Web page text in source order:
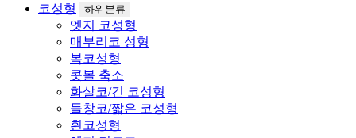
코성형
하위분류
엣지 코성형
매부리코 성형
복코성형
콧볼 축소
화살코/긴 코성형
들창코/짧은 코성형
휜코성형